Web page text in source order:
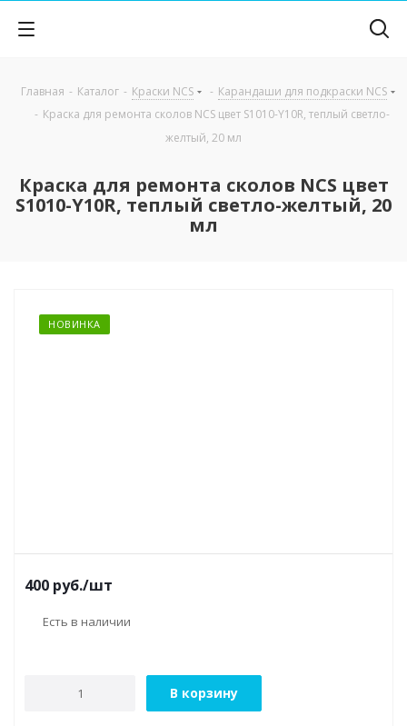
Главная - Каталог - Краски NCS - Карандаши для подкраски NCS
- Краска для ремонта сколов NCS цвет S1010-Y10R, теплый светло-
желтый, 20 мл
Краска для ремонта сколов NCS цвет
S1010-Y10R, теплый светло-желтый, 20
мл
НОВИНКА
400 руб./шт
Есть в наличии
В корзину